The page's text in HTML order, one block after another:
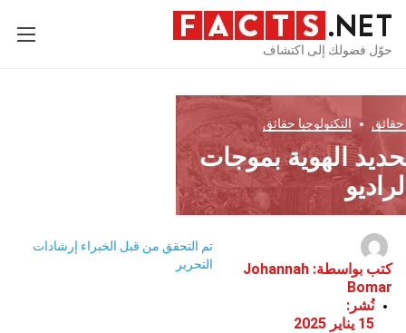
حوّل فضولك إلى اكتشاف
حقائق التكنولوجيا حقائق
الهوية بموجات
كتب بواسطة: Johannah
Bomar
نُشر:
15 يناير 2025
تم التحقق من قبل الخبراء إرشادات
التحرير